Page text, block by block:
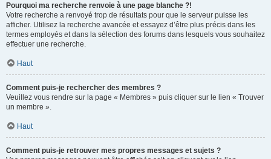
Pourquoi ma recherche renvoie à une page blanche ?!
Votre recherche a renvoyé trop de résultats pour que le serveur puisse les
afficher. Utilisez la recherche avancée et essayez d’être plus précis dans les
termes employés et dans la sélection des forums dans lesquels vous souhaitez
effectuer une recherche.
Haut
Comment puis-je rechercher des membres ?
Veuillez vous rendre sur la page « Membres » puis cliquer sur le lien « Trouver
un membre ».
Haut
Comment puis-je retrouver mes propres messages et sujets ?